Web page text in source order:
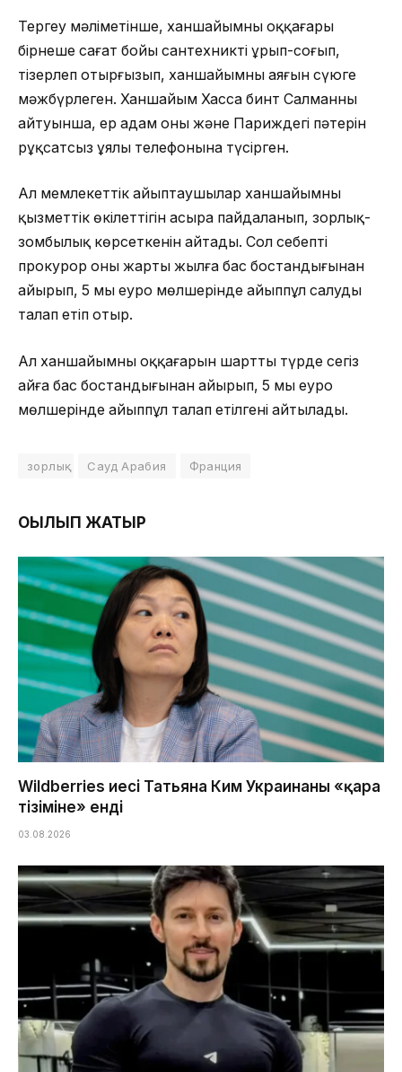
Тергеу мәліметінше, ханшайымның оққағары
бірнеше сағат бойы сантехникті ұрып-соғып,
тізерлеп отырғызып, ханшайымның аяғын сүюге
мәжбүрлеген. Ханшайым Хасса бинт Салманның
айтуынша, ер адам оны және Париждегі пәтерін
рұқсатсыз ұялы телефонына түсірген.
Ал мемлекеттік айыптаушылар ханшайымның
қызметтік өкілеттігін асыра пайдаланып, зорлық-
зомбылық көрсеткенін айтады. Сол себепті
прокурор оны жарты жылға бас бостандығынан
айырып, 5 мың еуро мөлшерінде айыппұл салуды
талап етіп отыр.
Ал ханшайымның оққағарын шартты түрде сегіз
айға бас бостандығынан айырып, 5 мың еуро
мөлшерінде айыппұл талап етілгені айтылады.
зорлық Сауд Арабия Франция
ОҚЫЛЫП ЖАТЫР
Wildberries иесі Татьяна Ким Украинаның «қара
тізіміне» енді
03.08.2026